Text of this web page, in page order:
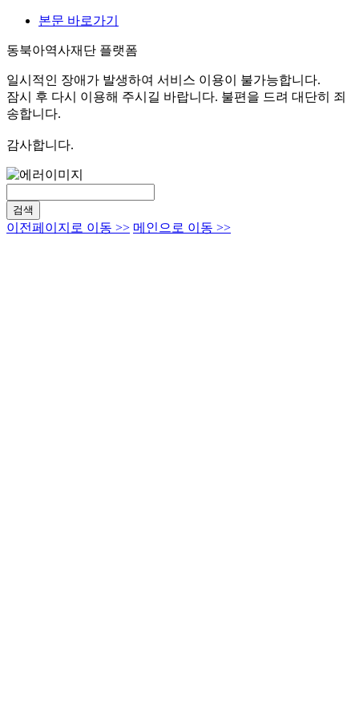
본문 바로가기
동북아역사재단 플랫폼
일시적인 장애가 발생하여 서비스 이용이 불가능합니다.
잠시 후 다시 이용해 주시길 바랍니다. 불편을 드려 대단히 죄
송합니다.
감사합니다.
검색
이전페이지로 이동 >> 메인으로 이동 >>